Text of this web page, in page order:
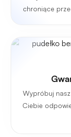
chroniące
Wypróbuj
Ciebie